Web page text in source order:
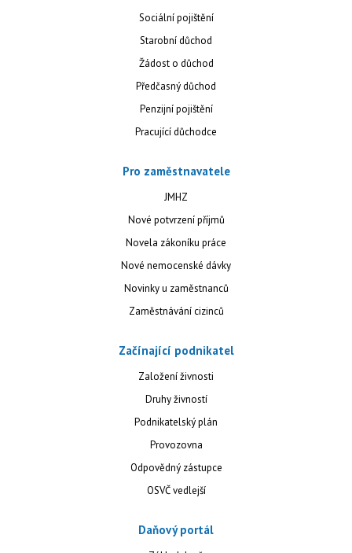
Sociální pojištění
Starobní důchod
Žádost o důchod
Předčasný důchod
Penzijní pojištění
Pracující důchodce
Pro zaměstnavatele
JMHZ
Nové potvrzení příjmů
Novela zákoníku práce
Nové nemocenské dávky
Novinky u zaměstnanců
Zaměstnávání cizinců
Začínající podnikatel
Založení živnosti
Druhy živností
Podnikatelský plán
Provozovna
Odpovědný zástupce
OSVČ vedlejší
Daňový portál